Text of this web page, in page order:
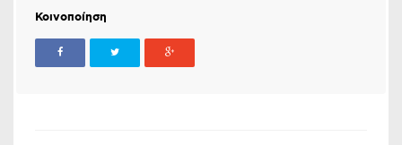
Κοινοποίηση